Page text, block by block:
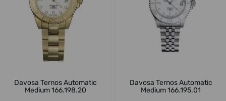
Davosa Ternos Automatic
Medium 166.198.20
Davosa Ternos Automatic
Medium 166.195.01